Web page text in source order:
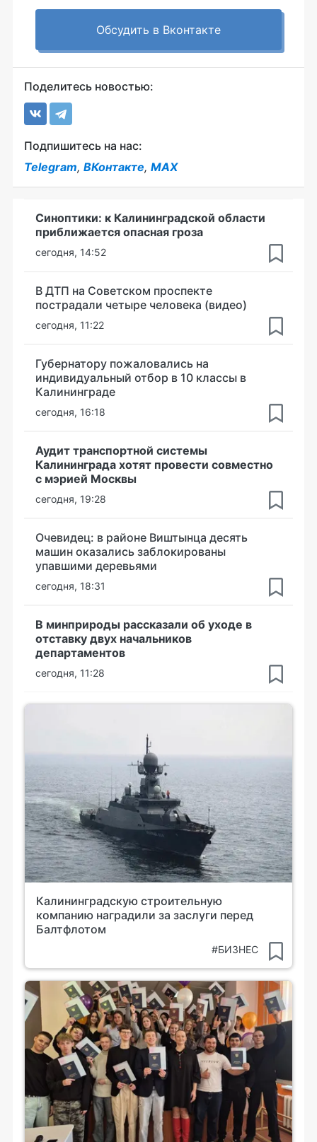
Обсудить в Вконтакте
Поделитесь новостью:
Подпишитесь на нас:
Telegram, ВКонтакте, MAX
Синоптики: к Калининградской области
приближается опасная гроза
сегодня, 14:52
В ДТП на Советском проспекте
пострадали четыре человека (видео)
сегодня, 11:22
Губернатору пожаловались на
индивидуальный отбор в 10 классы в
Калининграде
сегодня, 16:18
Аудит транспортной системы
Калининграда хотят провести совместно
с мэрией Москвы
сегодня, 19:28
Очевидец: в районе Виштынца десять
машин оказались заблокированы
упавшими деревьями
сегодня, 18:31
В минприроды рассказали об уходе в
отставку двух начальников
департаментов
сегодня, 11:28
Калининградскую строительную
компанию наградили за заслуги перед
Балтфлотом
#БИЗНЕС